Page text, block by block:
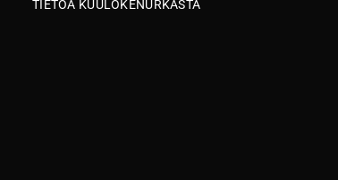
TIETOA KUULOKENURKASTA